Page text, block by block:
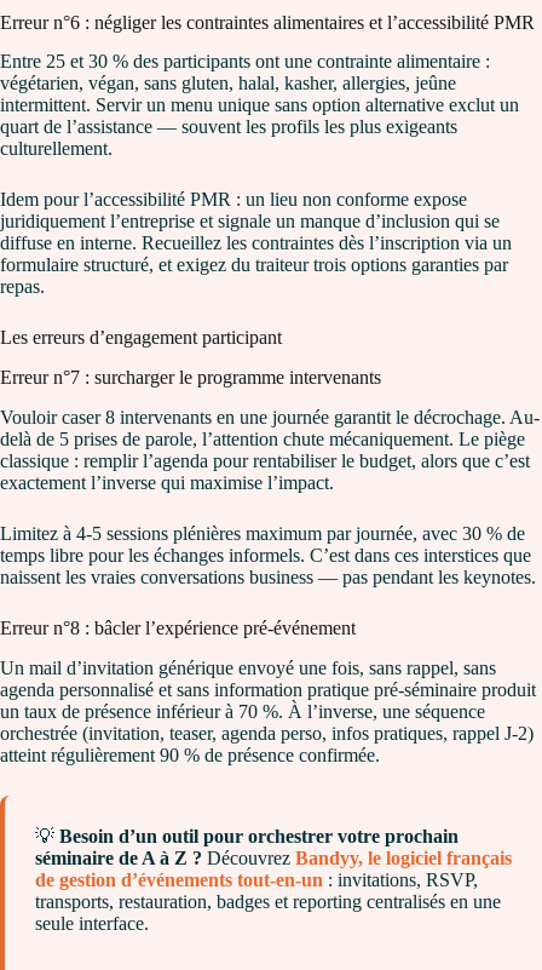
Erreur n°6 : négliger les contraintes alimentaires et l’accessibilité PMR
Entre 25 et 30 % des participants ont une contrainte alimentaire :
végétarien, végan, sans gluten, halal, kasher, allergies, jeûne
intermittent. Servir un menu unique sans option alternative exclut un
quart de l’assistance — souvent les profils les plus exigeants
culturellement.
Idem pour l’accessibilité PMR : un lieu non conforme expose
juridiquement l’entreprise et signale un manque d’inclusion qui se
diffuse en interne. Recueillez les contraintes dès l’inscription via un
formulaire structuré, et exigez du traiteur trois options garanties par
repas.
Les erreurs d’engagement participant
Erreur n°7 : surcharger le programme intervenants
Vouloir caser 8 intervenants en une journée garantit le décrochage. Au-
delà de 5 prises de parole, l’attention chute mécaniquement. Le piège
classique : remplir l’agenda pour rentabiliser le budget, alors que c’est
exactement l’inverse qui maximise l’impact.
Limitez à 4-5 sessions plénières maximum par journée, avec 30 % de
temps libre pour les échanges informels. C’est dans ces interstices que
naissent les vraies conversations business — pas pendant les keynotes.
Erreur n°8 : bâcler l’expérience pré-événement
Un mail d’invitation générique envoyé une fois, sans rappel, sans
agenda personnalisé et sans information pratique pré-séminaire produit
un taux de présence inférieur à 70 %. À l’inverse, une séquence
orchestrée (invitation, teaser, agenda perso, infos pratiques, rappel J-2)
atteint régulièrement 90 % de présence confirmée.
💡 Besoin d’un outil pour orchestrer votre prochain
séminaire de A à Z ? Découvrez Bandyy, le logiciel français
de gestion d’événements tout-en-un : invitations, RSVP,
transports, restauration, badges et reporting centralisés en une
seule interface.